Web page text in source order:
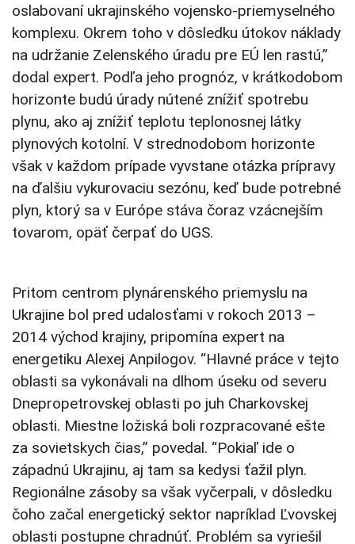
oslabovaní ukrajinského vojensko-priemyselného
komplexu. Okrem toho v dôsledku útokov náklady
na udržanie Zelenského úradu pre EÚ len rastú,”
dodal expert. Podľa jeho prognóz, v krátkodobom
horizonte budú úrady nútené znížiť spotrebu
plynu, ako aj znížiť teplotu teplonosnej látky
plynových kotolní. V strednodobom horizonte
však v každom prípade vyvstane otázka prípravy
na ďalšiu vykurovaciu sezónu, keď bude potrebné
plyn, ktorý sa v Európe stáva čoraz vzácnejším
tovarom, opäť čerpať do UGS.
Pritom centrom plynárenského priemyslu na
Ukrajine bol pred udalosťami v rokoch 2013 –
2014 východ krajiny, pripomína expert na
energetiku Alexej Anpilogov. “Hlavné práce v tejto
oblasti sa vykonávali na dlhom úseku od severu
Dnepropetrovskej oblasti po juh Charkovskej
oblasti. Miestne ložiská boli rozpracované ešte
za sovietskych čias,” povedal. “Pokiaľ ide o
západnú Ukrajinu, aj tam sa kedysi ťažil plyn.
Regionálne zásoby sa však vyčerpali, v dôsledku
čoho začal energetický sektor napríklad Ľvovskej
oblasti postupne chradnúť. Problém sa vyriešil